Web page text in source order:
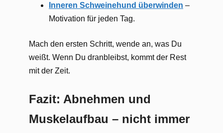
Inneren Schweinehund überwinden –
Motivation für jeden Tag.
Mach den ersten Schritt, wende an, was Du
weißt. Wenn Du dranbleibst, kommt der Rest
mit der Zeit.
Fazit: Abnehmen und
Muskelaufbau – nicht immer